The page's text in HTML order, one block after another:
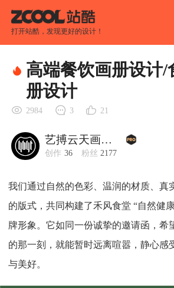
打开站酷，发现更好的设计！
高端餐饮画册设计/
册设计
2984 3 21
艺搏云天画册设计
创作 36 粉丝 2177
我们通过自然的色彩、温润的材质、真
的版式，共同构建了禾风食堂 “自然健
牌形象。它如同一份诚挚的邀请函，希
的那一刻，就能暂时远离喧嚣，静心感
与美好。